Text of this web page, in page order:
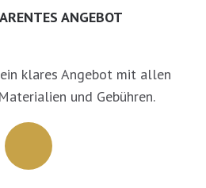
ANGEBOT
klares Angebot mit allen
und Gebühren.